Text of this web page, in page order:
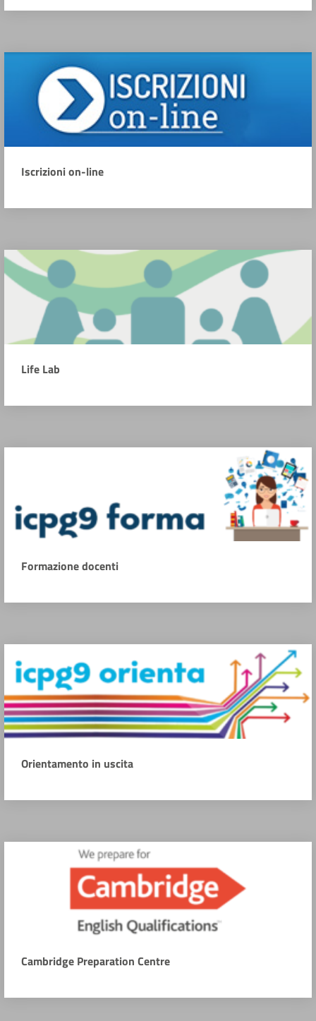
Iscrizioni on-line
Life Lab
Formazione docenti
Orientamento in uscita
Cambridge Preparation Centre